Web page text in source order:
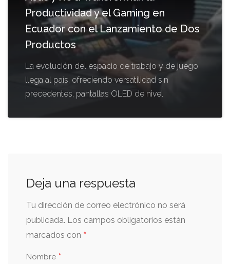
Productividad y el Gaming en
Ecuador con el Lanzamiento de Dos
Productos
La evolución del espacio de trabajo y de juego
llega al país, ofreciendo versatilidad sin
precedentes, pantallas OLED de nivel
Deja una respuesta
Tu dirección de correo electrónico no será
publicada. Los campos obligatorios están
marcados con *
Nombre *